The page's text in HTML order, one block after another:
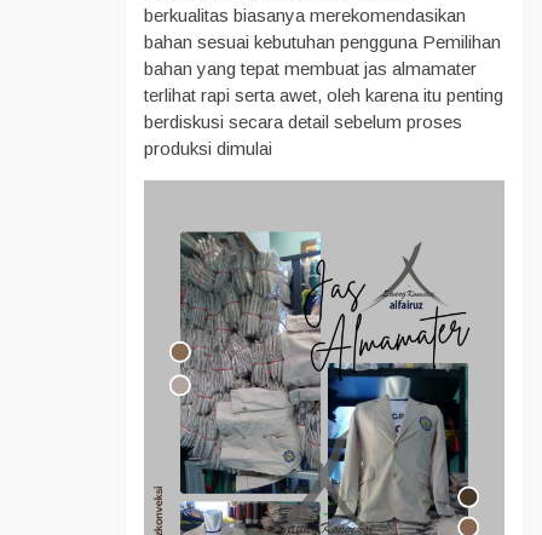
berkualitas biasanya merekomendasikan
bahan sesuai kebutuhan pengguna Pemilihan
bahan yang tepat membuat jas almamater
terlihat rapi serta awet, oleh karena itu penting
berdiskusi secara detail sebelum proses
produksi dimulai